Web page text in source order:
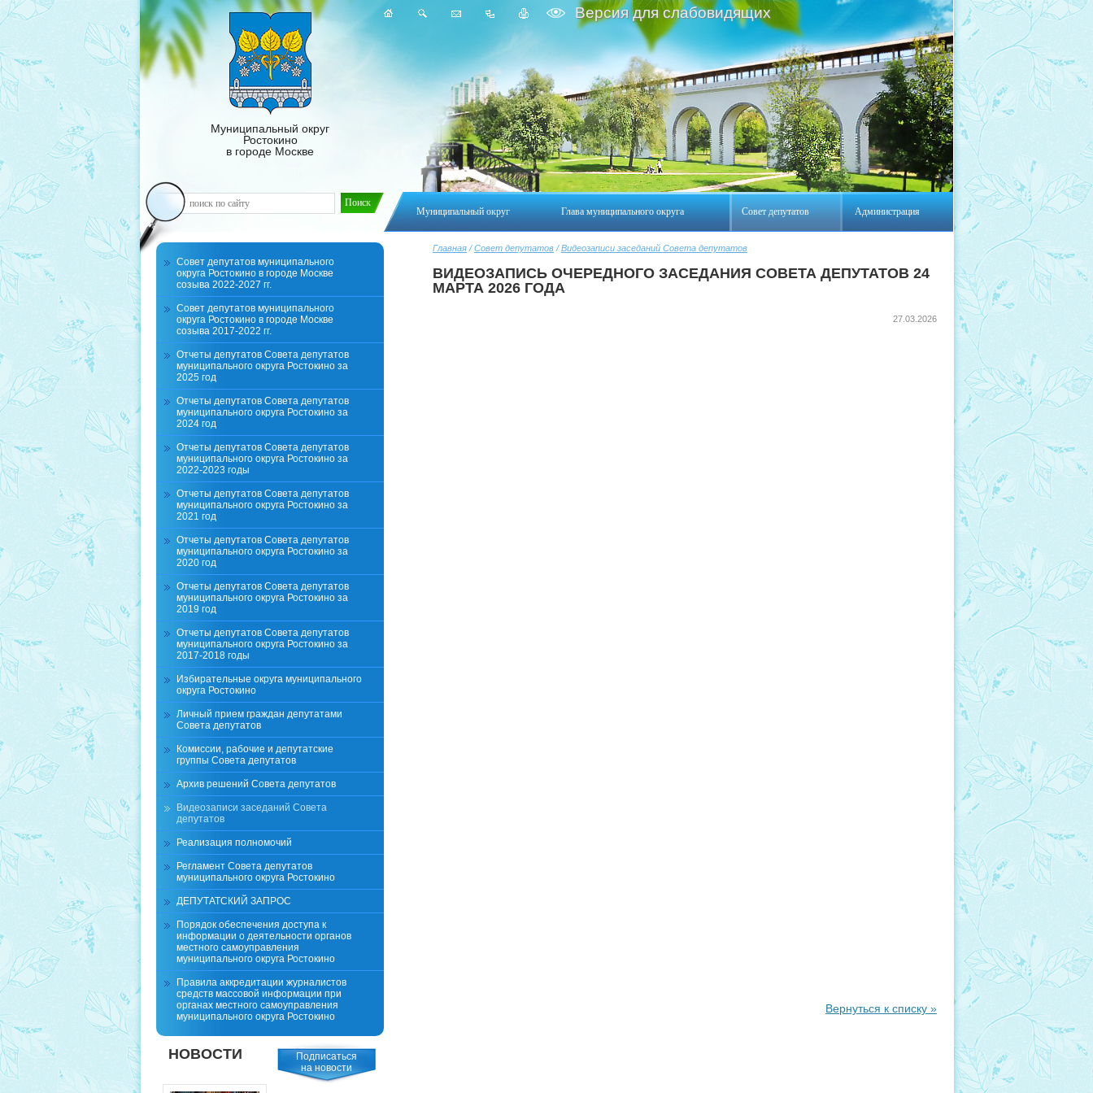
Муниципальный округ Глава муниципального округа Совет депутатов Администрация
Муниципальный округ
Ростокино
в городе Москве
Версия для слабовидящих
Главная /Совет депутатов /Видеозаписи заседаний Совета депутатов
ВИДЕОЗАПИСЬ ОЧЕРЕДНОГО ЗАСЕДАНИЯ СОВЕТА ДЕПУТАТОВ 24
МАРТА 2026 ГОДА
27.03.2026
Вернуться к списку »
Совет депутатов муниципального
округа Ростокино в городе Москве
созыва 2022-2027 гг.
Совет депутатов муниципального
округа Ростокино в городе Москве
созыва 2017-2022 гг.
Отчеты депутатов Совета депутатов
муниципального округа Ростокино за
2025 год
Отчеты депутатов Совета депутатов
муниципального округа Ростокино за
2024 год
Отчеты депутатов Совета депутатов
муниципального округа Ростокино за
2022-2023 годы
Отчеты депутатов Совета депутатов
муниципального округа Ростокино за
2021 год
Отчеты депутатов Совета депутатов
муниципального округа Ростокино за
2020 год
Отчеты депутатов Совета депутатов
муниципального округа Ростокино за
2019 год
Отчеты депутатов Совета депутатов
муниципального округа Ростокино за
2017-2018 годы
Избирательные округа муниципального
округа Ростокино
Личный прием граждан депутатами
Совета депутатов
Комиссии, рабочие и депутатские
группы Совета депутатов
Архив решений Совета депутатов
Видеозаписи заседаний Совета
депутатов
Реализация полномочий
Регламент Совета депутатов
муниципального округа Ростокино
ДЕПУТАТСКИЙ ЗАПРОС
Порядок обеспечения доступа к
информации о деятельности органов
местного самоуправления
муниципального округа Ростокино
Правила аккредитации журналистов
средств массовой информации при
органах местного самоуправления
муниципального округа Ростокино
Подписаться
на новости
НОВОСТИ